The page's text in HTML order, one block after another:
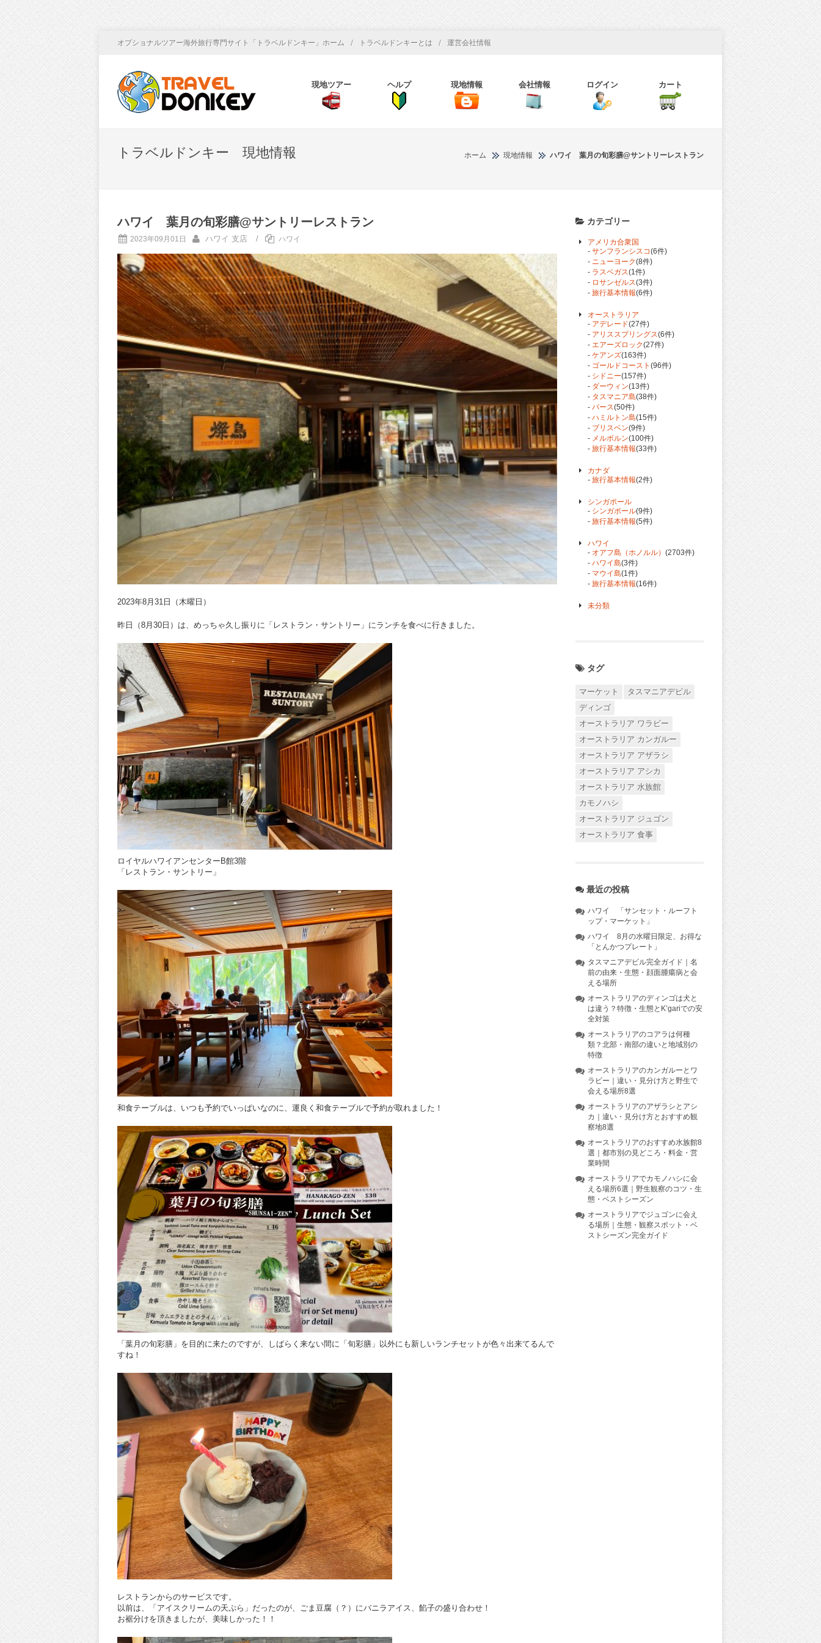
オプショナルツアー海外旅行専門サイト「トラベルドンキー」ホーム / トラベルドンキーとは / 運営会社情報
現地ツアー ヘルプ 現地情報 会社情報 ログイン カート
トラベルドンキー 現地情報 ホーム 現地情報 ハワイ 葉月の旬彩膳@サントリーレストラン
ハワイ 葉月の旬彩膳@サントリーレストラン
2023年09月01日 ハワイ 支店 / ハワイ
2023年8月31日（木曜日）
昨日（8月30日）は、めっちゃ久し振りに「レストラン・サントリー」にランチを食べに行きました。
ロイヤルハワイアンセンターB館3階
「レストラン・サントリー」
和食テーブルは、いつも予約でいっぱいなのに、運良く和食テーブルで予約が取れました！
「葉月の旬彩膳」を目的に来たのですが、しばらく来ない間に「旬彩膳」以外にも新しいランチセットが色々出来てるんで
すね！
レストランからのサービスです。
以前は、「アイスクリームの天ぷら」だったのが、ごま豆腐（？）にバニラアイス、餡子の盛り合わせ！
お裾分けを頂きましたが、美味しかった！！
カテゴリー
アメリカ合衆国
- サンフランシスコ(6件)
- ニューヨーク(8件)
- ラスベガス(1件)
- ロサンゼルス(3件)
- 旅行基本情報(6件)
オーストラリア
- アデレード(27件)
- アリススプリングス(6件)
- エアーズロック(27件)
- ケアンズ(163件)
- ゴールドコースト (96件)
- シドニー(157件)
- ダーウィン(13件)
- タスマニア島(38件)
- パース(50件)
- ハミルトン島(15件)
- ブリスベン(9件)
- メルボルン(100件)
- 旅行基本情報(33件)
カナダ
- 旅行基本情報(2件)
シンガポール
- シンガポール(9件)
- 旅行基本情報(5件)
ハワイ
- オアフ島（ホノルル） (2703件)
- ハワイ島(3件)
- マウイ島(1件)
- 旅行基本情報(16件)
未分類
タグ
マーケット
タスマニアデビル
ディンゴ
オーストラリア ワラビー
オーストラリア カンガルー
オーストラリア アザラシ
オーストラリア アシカ
オーストラリア 水族館
カモノハシ
オーストラリア ジュゴン
オーストラリア 食事
最近の投稿
ハワイ 「サンセット・ルーフト
ップ・マーケット」
ハワイ 8月の水曜日限定、お得な
「とんかつプレート」
タスマニアデビル完全ガイド｜名
前の由来・生態・顔面腫瘍病と会
える場所
オーストラリアのディンゴは犬と
は違う？特徴・生態とK’gariでの安
全対策
オーストラリアのコアラは何種
類？北部・南部の違いと地域別の
特徴
オーストラリアのカンガルーとワ
ラビー｜違い・見分け方と野生で
会える場所8選
オーストラリアのアザラシとアシ
カ｜違い・見分け方とおすすめ観
察地8選
オーストラリアのおすすめ水族館8
選｜都市別の見どころ・料金・営
業時間
オーストラリアでカモノハシに会
える場所6選｜野生観察のコツ・生
態・ベストシーズン
オーストラリアでジュゴンに会え
る場所｜生態・観察スポット・ベ
ストシーズン完全ガイド